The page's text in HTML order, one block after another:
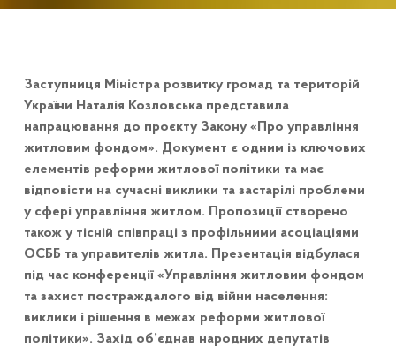
Заступниця Міністра розвитку громад та територій
України Наталія Козловська представила
напрацювання до проєкту Закону «Про управління
житловим фондом». Документ є одним із ключових
елементів реформи житлової політики та має
відповісти на сучасні виклики та застарілі проблеми
у сфері управління житлом. Пропозиції створено
також у тісній співпраці з профільними асоціаціями
ОСББ та управителів житла. Презентація відбулася
під час конференції «Управління житловим фондом
та захист постраждалого від війни населення:
виклики і рішення в межах реформи житлової
політики». Захід об’єднав народних депутатів